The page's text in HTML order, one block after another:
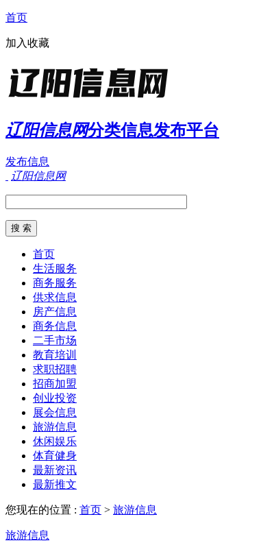
首页
加入收藏
辽阳信息网分类信息发布平台
发布信息
辽阳信息网
首页
生活服务
商务服务
供求信息
房产信息
商务信息
二手市场
教育培训
求职招聘
招商加盟
创业投资
展会信息
旅游信息
休闲娱乐
体育健身
最新资讯
最新推文
您现在的位置 : 首页 > 旅游信息
旅游信息